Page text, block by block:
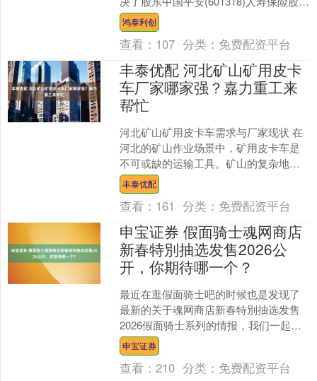
有限公司提交的五项临时提案至20....
鸿泰利创
查看： 107 分类： 免费配资平台
丰泰优配 河北矿山矿用皮卡
车厂家哪家强？嘉力重工来
帮忙
河北矿山矿用皮卡车需求与厂家现状 在
河北的矿山作业场景中，矿用皮卡车是
不可或缺的运输工具。矿山的复杂地形
和繁重的运输任务，对矿用皮卡车的性
能、质量和安全性提出了....
丰泰优配
查看： 161 分类： 免费配资平台
申宝证券 假面骑士魂网商店
新春特別抽选发售2026公
开，你期待哪一个？
最近在逛假面骑士吧的时候也是发现了
最新的关于魂网商店新春特別抽选发售
2026假面骑士系列的情报，我们一起来
看看吧。 首先的话就是真骨雕SHF，这
次参与的有假面骑....
申宝证券
查看：210 分类： 免费配资平台